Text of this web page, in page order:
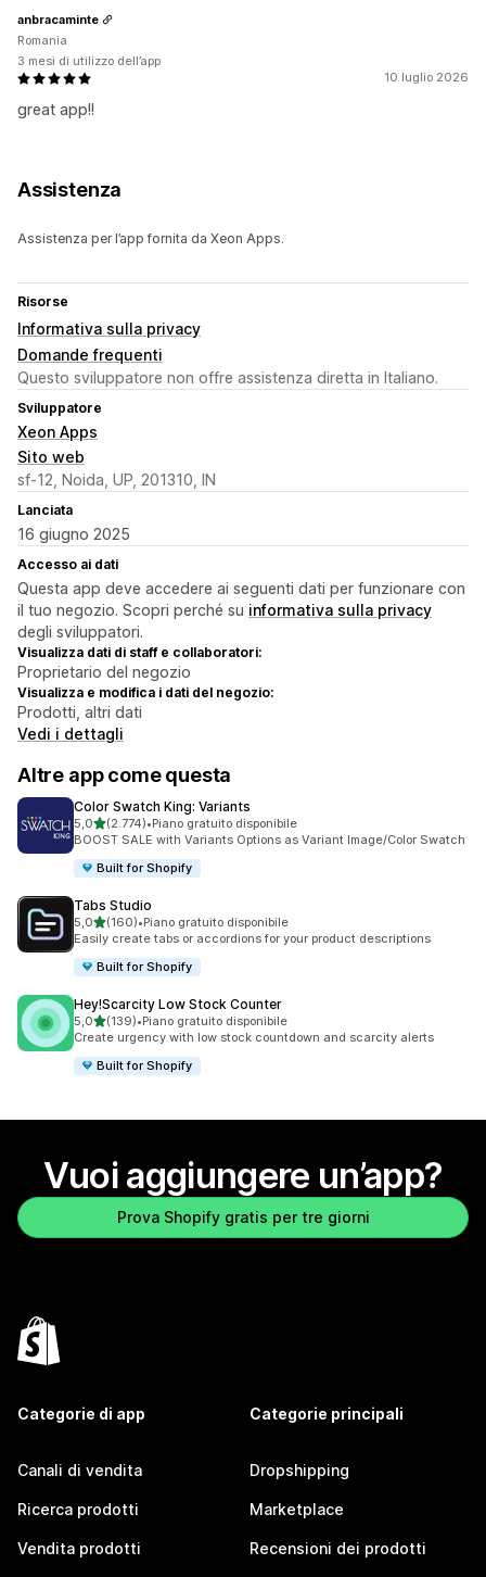
10 luglio 2026
great app!!
anbracaminte
Romania
3 mesi di utilizzo dell’app
Assistenza
Assistenza per l’app fornita da Xeon Apps.
Risorse
Informativa sulla privacy
Domande frequenti
Questo sviluppatore non offre assistenza diretta in Italiano.
Sviluppatore
Xeon Apps
Sito web
sf-12, Noida, UP, 201310, IN
Lanciata
16 giugno 2025
Accesso ai dati
Questa app deve accedere ai seguenti dati per funzionare con
il tuo negozio. Scopri perché su informativa sulla privacy
degli sviluppatori.
Visualizza dati di staff e collaboratori:
Proprietario del negozio
Visualizza e modifica i dati del negozio:
Prodotti, altri dati
Vedi i dettagli
Altre app come questa
Color Swatch King: Variants
5,0stelle su 5
(2.774)
2774 recensioni totali
•Piano gratuito disponibile
BOOST SALE with Variants Options as Variant Image/Color Swatch
Built for Shopify
Tabs Studio
5,0stelle su 5
(160)
160 recensioni totali
•Piano gratuito disponibile
Easily create tabs or accordions for your product descriptions
Built for Shopify
Hey!Scarcity Low Stock Counter
5,0stelle su 5
(139)
139 recensioni totali
•Piano gratuito disponibile
Create urgency with low stock countdown and scarcity alerts
Built for Shopify
Vuoi aggiungere un’app?
Prova Shopify gratis per tre giorni
Categorie di app
Canali di vendita
Ricerca prodotti
Vendita prodotti
Categorie principali
Dropshipping
Marketplace
Recensioni dei prodotti